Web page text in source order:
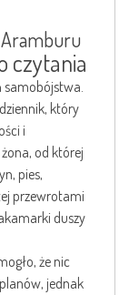
czytania
samobójstwa.
który
i
od której
pies,
przewrotami
duszy
że nic
jednak